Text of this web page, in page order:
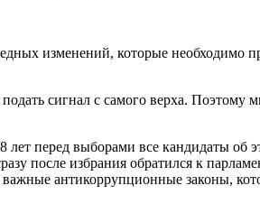
изменений, которые необходимо
сигнал с самого верха.
перед выборами все кандидаты об
после избрания обратился к
антикоррупционные законы,